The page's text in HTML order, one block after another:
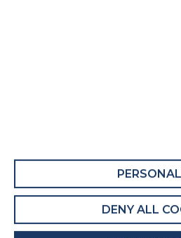
Recyclabilité du produit :
Recyclable
QUALITÉS ET
DENY ALL